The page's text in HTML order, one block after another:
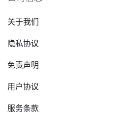
关于我们
隐私协议
免责声明
用户协议
服务条款